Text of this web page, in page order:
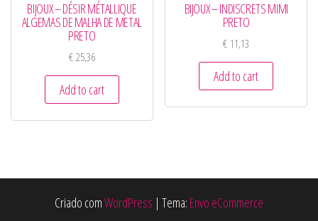
BIJOUX – DÉSIR MÉTALLIQUE
ALGEMAS DE MALHA DE METAL
PRETO
€25,36
Add to cart
BIJOUX – INDISCRETS MIMI
PRETO
€ 11,13
Add to cart
Criado comWordPress | Tema: Envo eCommerce